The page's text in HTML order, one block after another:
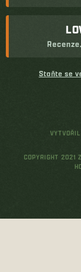
Staňte se
COPYRIGHT 2021